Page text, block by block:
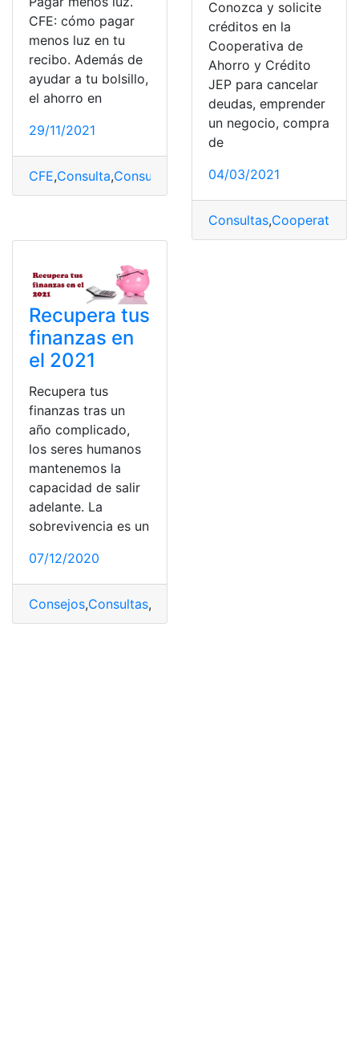
CFE: cómo pagar
menos luz en tu
recibo. Además de
ayudar a tu bolsillo,
el ahorro en
29/11/2021
CFE,Consulta,Consulta online ,planilla,planilla de luz
Conozca y solicite
créditos en la
Cooperativa de
Ahorro y Crédito
JEP para cancelar
deudas, emprender
un negocio, compra
de
04/03/2021
Consultas,Cooperativa
Recupera tus
finanzas en
el 2021
Recupera tus
finanzas tras un
año complicado,
los seres humanos
mantenemos la
capacidad de salir
adelante. La
sobrevivencia es un
07/12/2020
Consejos,Consultas,